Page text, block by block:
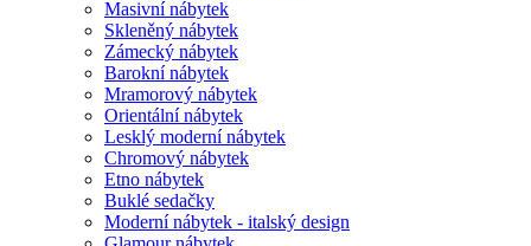
Masivní nábytek
Skleněný nábytek
Zámecký nábytek
Barokní nábytek
Mramorový nábytek
Orientální nábytek
Lesklý moderní nábytek
Chromový nábytek
Etno nábytek
Buklé sedačky
Moderní nábytek - italský design